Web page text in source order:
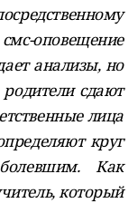
оповещение
анализы, но
сдают
лица
круг
Как
который